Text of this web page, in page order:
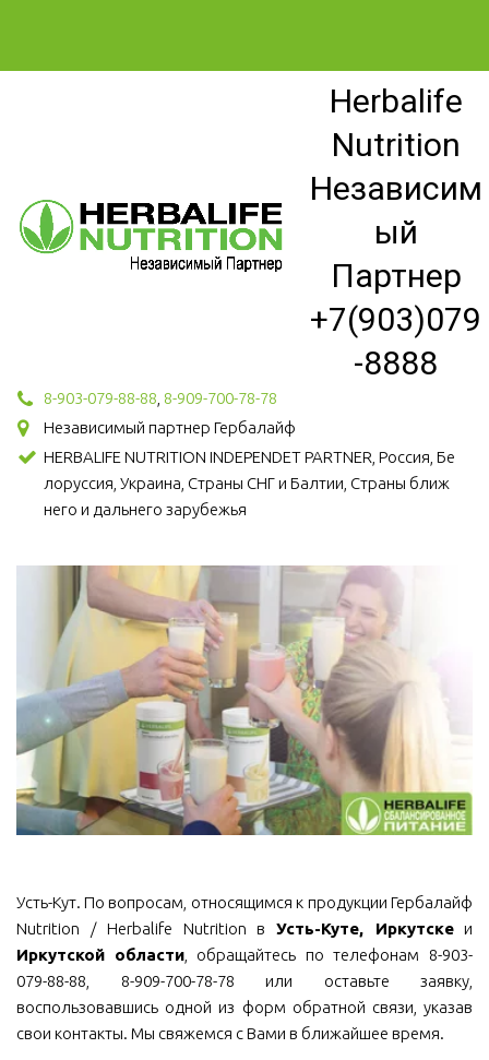
Herbalife
Nutrition
Независим
ый
Партнер
+7(903)079
-8888
8-903-079-88-88 8-909-700-78-78
Независимый партнер Гербалайф
HERBALIFE NUTRITION INDEPENDET PARTNER, Россия, Бе
лоруссия, Украина, Страны СНГ и Балтии, Страны ближ
него и дальнего зарубежья
Усть-Кут. По вопросам, относящимся к продукции Гербалайф
Nutrition / Herbalife Nutrition вУсть-Куте, Иркутскеи
Иркутской области, обращайтесь по телефонам 8-903-
079-88-88, 8-909-700-78-78 или оставьте заявку,
воспользовавшись одной из форм обратной связи, указав
свои контакты. Мы свяжемся с Вами в ближайшее время.